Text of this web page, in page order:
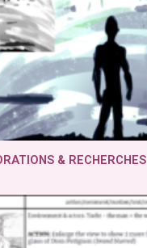
& RECHERCHES